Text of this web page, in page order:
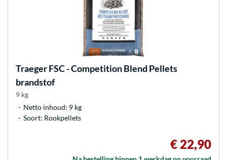
TraegerFSC - Competition Blend Pellets
brandstof
9 kg
Netto inhoud: 9 kg
Soort: Rookpellets
€ 22,90